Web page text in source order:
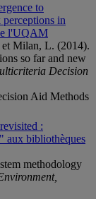
to
in
l'UQAM
et Milan, L. (2014).
so far and new
Decision
Aid Methods
:
aux bibliothèques
methodology